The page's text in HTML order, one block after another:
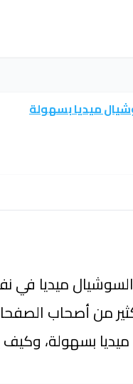
ميديا بسهولة
ميديا في
من أصحاب
بسهولة،